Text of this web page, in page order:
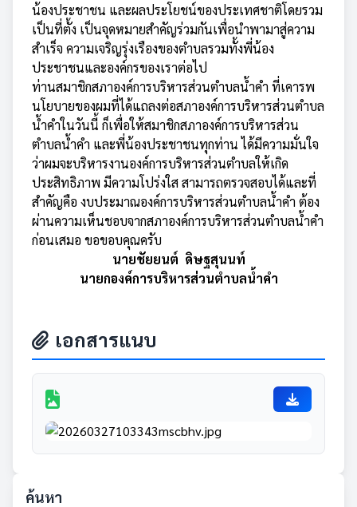
น้องประชาชน และผลประโยชน์ของประเทศชาติโดยรวม
เป็นที่ตั้ง เป็นจุดหมายสำคัญร่วมกันเพื่อนำพามาสู่ความ
สำเร็จ ความเจริญรุ่งเรืองของตำบลรวมทั้งพี่น้อง
ประชาชนและองค์กรของเราต่อไป
ท่านสมาชิกสภาองค์การบริหารส่วนตำบลน้ำคำ ที่เคารพ
นโยบายของผมที่ได้แถลงต่อสภาองค์การบริหารส่วนตำบล
น้ำคำในวันนี้ ก็เพื่อให้สมาชิกสภาองค์การบริหารส่วน
ตำบลน้ำคำ และพี่น้องประชาชนทุกท่าน ได้มีความมั่นใจ
ว่าผมจะบริหารงานองค์การบริหารส่วนตำบลให้เกิด
ประสิทธิภาพ มีความโปร่งใส สามารถตรวจสอบได้และที่
สำคัญคือ งบประมาณองค์การบริหารส่วนตำบลน้ำคำ ต้อง
ผ่านความเห็นชอบจากสภาองค์การบริหารส่วนตำบลน้ำคำ
ก่อนเสมอ ขอขอบคุณครับ
นายชัยยนต์ ดิษฐสุนนท์
นายกองค์การบริหารส่วนตำบลน้ำคำ
เอกสารแนบ
ค้นหา